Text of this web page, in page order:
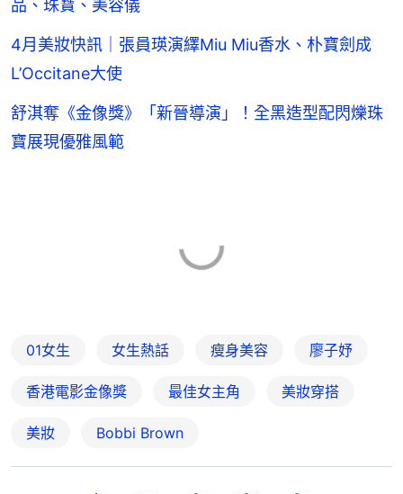
品、珠寶、美容儀
4月美妝快訊｜張員瑛演繹Miu Miu香水、朴寶劍成
L’Occitane大使
舒淇奪《金像獎》「新晉導演」！全黑造型配閃爍珠
寶展現優雅風範
01女生 女生熱話 瘦身美容 廖子妤
香港電影金像獎 最佳女主角 美妝穿搭
美妝 Bobbi Brown